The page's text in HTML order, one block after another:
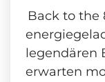
Back to the
legendären
erwarten